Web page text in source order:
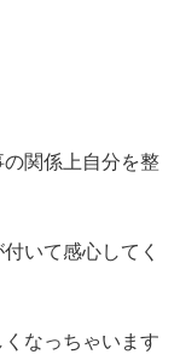
関係上自分を整
いて感心してく
なっちゃいます